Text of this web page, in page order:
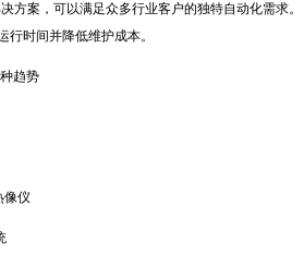
方案，可以满足众多行业客户的独特自动化需求。
时间并降低维护成本。
趋势
仪